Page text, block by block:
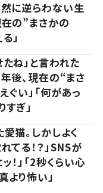
に逆らわない生
の”まさかの
」
ね」と言われた
後、現在の“まさ
い」「何があっ
すぎ」
猫。しかしよく
てる！？」SNSが
！」「2秒くらい心
より怖い」